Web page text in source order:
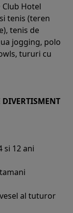
Hotel
tenis (teren
tenis de
jogging, polo
tururi cu
si 12 ani
al tuturor